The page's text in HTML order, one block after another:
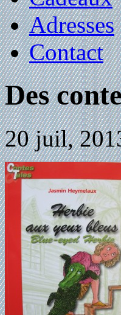
Adresses
Contact
Des
20 juil,